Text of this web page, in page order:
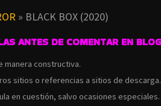
» BLACK BOX (2020)
ANTES DE COMENTAR EN
manera constructiva.
sitios o referencias a sitios de
en cuestión, salvo ocasiones especiales.